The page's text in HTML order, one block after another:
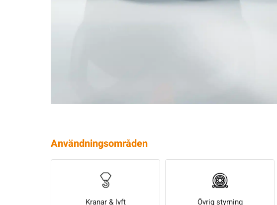
Användningsområden
Kranar & lyft Övrig styrning